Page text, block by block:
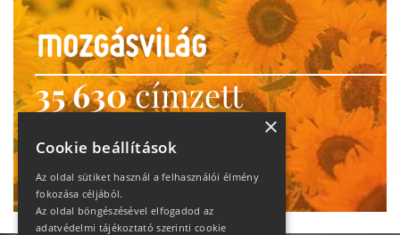
35 630címzett
heti motiváció
Ne maradj le!
×
Cookie beállítások
Az oldal sütiket használ a felhasználói élmény
fokozása céljából.
Az oldal böngészésével elfogadod az
adatvédelmi tájékoztató szerinti cookie